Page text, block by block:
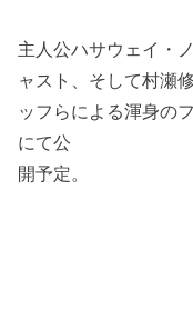
主人公ハサウェイ・
ャスト、そして村瀬
ッフらによる渾身の
にて公
開予定。